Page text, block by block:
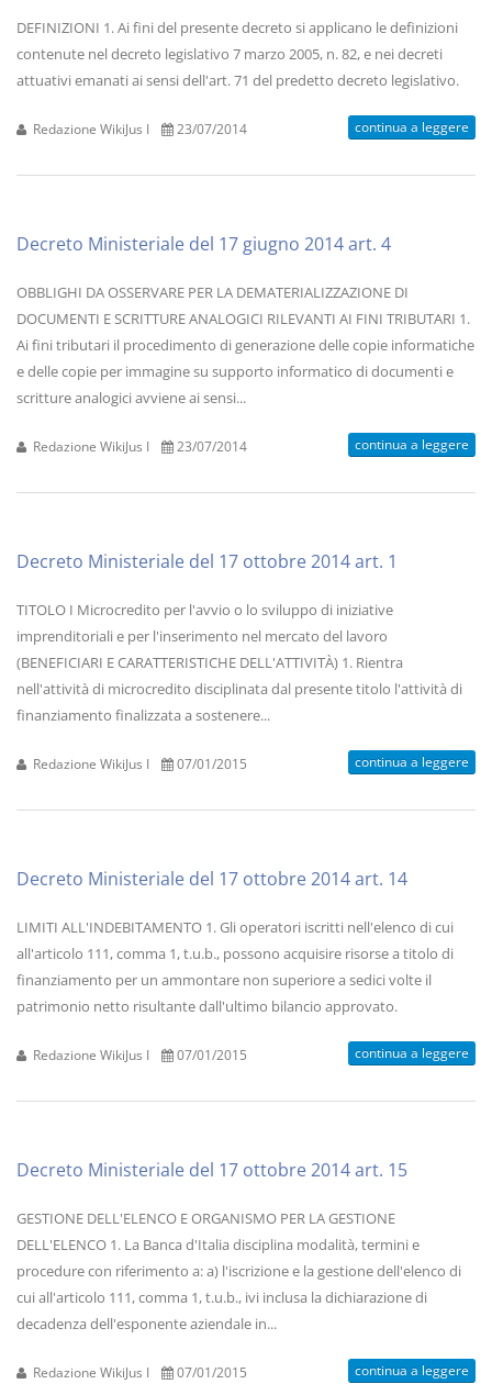
DEFINIZIONI 1. Ai fini del presente decreto si applicano le definizioni
contenute nel decreto legislativo 7 marzo 2005, n. 82, e nei decreti
attuativi emanati ai sensi dell'art. 71 del predetto decreto legislativo.
Redazione WikiJus I 23/07/2014 continua a leggere
Decreto Ministeriale del 17 giugno 2014 art. 4
OBBLIGHI DA OSSERVARE PER LA DEMATERIALIZZAZIONE DI
DOCUMENTI E SCRITTURE ANALOGICI RILEVANTI AI FINI TRIBUTARI 1.
Ai fini tributari il procedimento di generazione delle copie informatiche
e delle copie per immagine su supporto informatico di documenti e
scritture analogici avviene ai sensi...
Redazione WikiJus I 23/07/2014 continua a leggere
Decreto Ministeriale del 17 ottobre 2014 art. 1
TITOLO I Microcredito per l'avvio o lo sviluppo di iniziative
imprenditoriali e per l'inserimento nel mercato del lavoro
(BENEFICIARI E CARATTERISTICHE DELL'ATTIVITÀ) 1. Rientra
nell'attività di microcredito disciplinata dal presente titolo l'attività di
finanziamento finalizzata a sostenere...
Redazione WikiJus I 07/01/2015 continua a leggere
Decreto Ministeriale del 17 ottobre 2014 art. 14
LIMITI ALL'INDEBITAMENTO 1. Gli operatori iscritti nell'elenco di cui
all'articolo 111, comma 1, t.u.b., possono acquisire risorse a titolo di
finanziamento per un ammontare non superiore a sedici volte il
patrimonio netto risultante dall'ultimo bilancio approvato.
Redazione WikiJus I 07/01/2015 continua a leggere
Decreto Ministeriale del 17 ottobre 2014 art. 15
GESTIONE DELL'ELENCO E ORGANISMO PER LA GESTIONE
DELL'ELENCO 1. La Banca d'Italia disciplina modalità, termini e
procedure con riferimento a: a) l'iscrizione e la gestione dell'elenco di
cui all'articolo 111, comma 1, t.u.b., ivi inclusa la dichiarazione di
decadenza dell'esponente aziendale in...
Redazione WikiJus I 07/01/2015 continua a leggere